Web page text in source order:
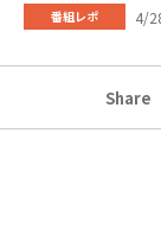
番組レポ 4/
Share